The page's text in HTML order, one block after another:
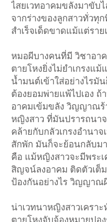
ไสยเวทอาคมขลังมาขับ
จากร่างของลูกสาวทั่วทุ
สำเร็จเด็ดขาดแม้แต่ราย
หมอผีบางคนที่มี วิชาอ
ตายโหงยิ่งไม่ยำเกรงแ
น้ำมนต์เข้าใส่อย่างไรมั
ต้องยอมพ่ายแพ้ไปเอง
อาคมเข้มขลัง วิญญาณร้
หญิงสาว ที่มันปรารถนาจ
คล้ายกับกลัวเกรงอำนา
สักพัก มันก็จะย้อนกลับม
คือ แม้หญิงสาวจะมีพระเ
สิญจน์ลงอาคม ติดตัวเต็
ป้องกันอย่างไร วิญญาณ
น่าเวทนาหญิงสาวเคร